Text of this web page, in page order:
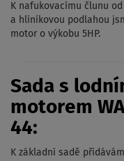
K nafukovacímu člunu od
a hliníkovou podlahou
motor o výkobu 5HP.
Sada s
motorem
44:
K základní sadě